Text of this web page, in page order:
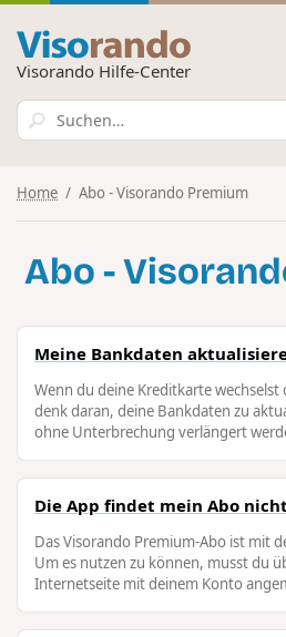
Visorando Hilfe-Center
Home Abo - Visorando Premium
Abo -
Meine Bankdaten
Wenn du deine Kreditkarte wechselst
denk daran, deine Bankdaten zu
ohne Unterbrechung verlängert
Die App findet mein Abo nicht
Das Visorando Premium-Abo ist mit
Um es nutzen zu können, musst du
Internetseite mit deinem Konto